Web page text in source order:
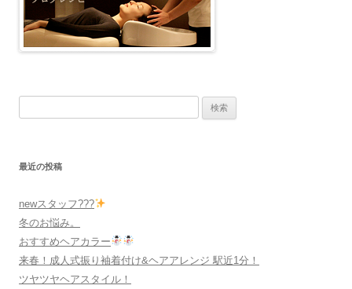
最近の投稿
newスタッフ???
冬のお悩み。
おすすめヘアカラー
来春！成人式振り袖着付け&ヘアアレンジ 駅近1分！
ツヤツヤヘアスタイル！